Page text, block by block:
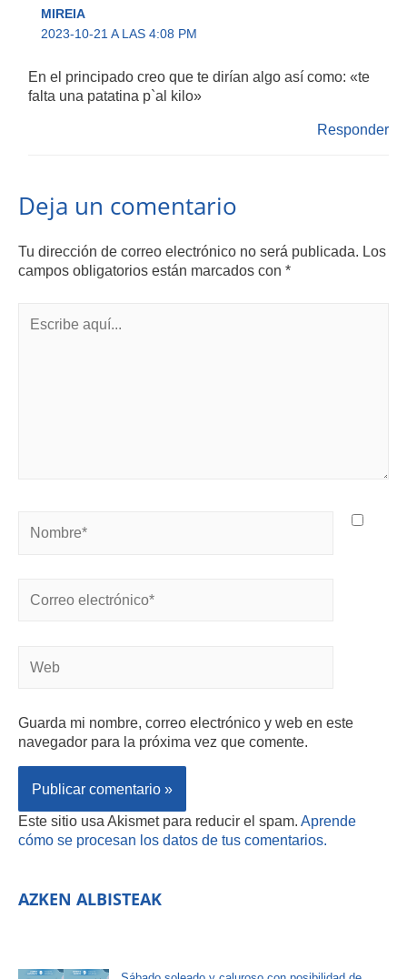
MIREIA
2023-10-21 A LAS 4:08 PM
En el principado creo que te dirían algo así como: «te
falta una patatina p`al kilo»
Responder
Deja un comentario
Tu dirección de correo electrónico no será publicada. Los
campos obligatorios están marcados con *
Guarda mi nombre, correo electrónico y web en este
navegador para la próxima vez que comente.
Este sitio usa Akismet para reducir el spam. Aprende
cómo se procesan los datos de tus comentarios.
AZKEN ALBISTEAK